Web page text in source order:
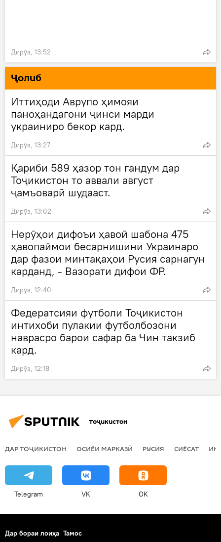
Дирӯз, 13:52
Ҷолиб
Иттиҳоди Аврупо ҳимояи
паноҳандагони ҷинси марди
украиниро бекор кард.
Дирӯз, 13:27
Қариби 589 ҳазор тон гандум дар
Тоҷикистон то аввали август
ҷамъоварӣ шудааст.
Дирӯз, 13:02
Нерӯҳои дифоъи ҳавоӣ шабона 475
ҳавопаймои бесарнишини Украинаро
дар фазои минтақаҳои Русия сарнагун
карданд, - Вазорати дифои ФР.
Дирӯз, 12:40
Федератсияи футболи Тоҷикистон
интихоби пулакии футболбозони
наврасро барои сафар ба Чин такзиб
кард.
Дирӯз, 12:18
Тоҷикистон
ДАР ТОҶИКИСТОН ОСИЁИ МАРКАЗӢ РУСИЯ СИЁСАТ
Telegram VK OK
Дар бораи лоиҳа Тамос